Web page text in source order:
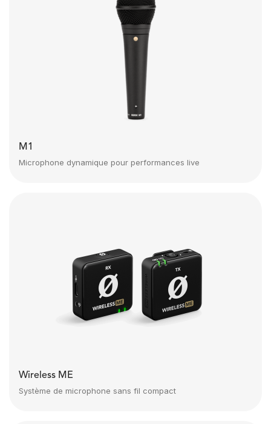
M1
Microphone dynamique pour performances live
Wireless ME
Système de microphone sans fil compact